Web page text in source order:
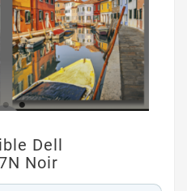
Dell
Noir